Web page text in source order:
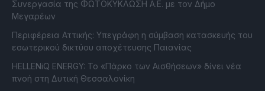
Συνεργασία της ΦΩΤΟΚΥΚΛΩΣΗ Α.Ε. με τον Δήμο
Μεγαρέων
Περιφέρεια Αττικής: Υπεγράφη η σύμβαση κατασκευής του
εσωτερικού δικτύου αποχέτευσης Παιανίας
HELLENiQ ENERGY: Το «Πάρκο των Αισθήσεων» δίνει νέα
πνοή στη Δυτική Θεσσαλονίκη